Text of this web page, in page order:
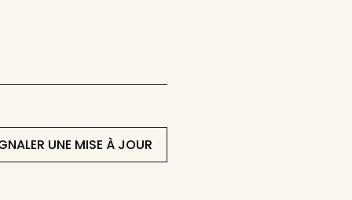
UNE MISE À JOUR